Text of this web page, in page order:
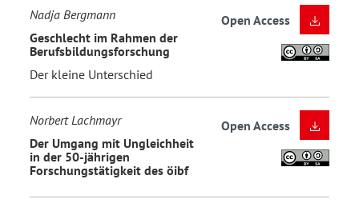
Nadja Bergmann
Geschlecht im Rahmen der
Berufsbildungsforschung
Der kleine Unterschied
Open Access
Norbert Lachmayr
Der Umgang mit Ungleichheit
in der 50-jährigen
Forschungstätigkeit des öibf
Open Access